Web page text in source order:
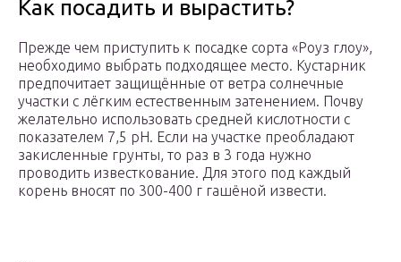
Как посадить и вырастить?
Прежде чем приступить к посадке сорта «Роуз глоу»,
необходимо выбрать подходящее место. Кустарник
предпочитает защищённые от ветра солнечные
участки с лёгким естественным затенением. Почву
желательно использовать средней кислотности с
показателем 7,5 pH. Если на участке преобладают
закисленные грунты, то раз в 3 года нужно
проводить известкование. Для этого под каждый
корень вносят по 300-400 г гашёной извести.